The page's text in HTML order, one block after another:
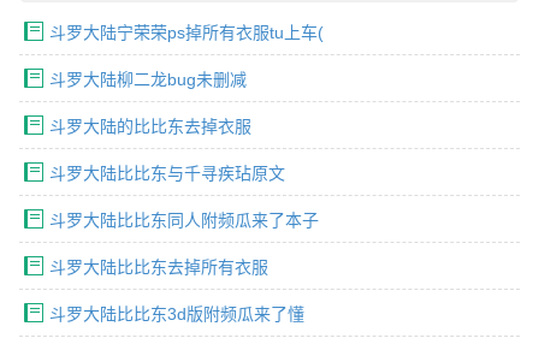
斗罗大陆宁荣荣ps掉所有衣服tu上车(
斗罗大陆柳二龙bug未删减
斗罗大陆的比比东去掉衣服
斗罗大陆比比东与千寻疾玷原文
斗罗大陆比比东同人附频瓜来了本子
斗罗大陆比比东去掉所有衣服
斗罗大陆比比东3d版附频瓜来了懂